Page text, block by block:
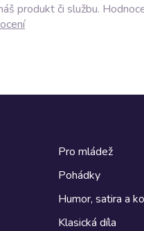
produkt či službu.
Pro mládež
Pohádky
Humor, satira a
Klasická díla